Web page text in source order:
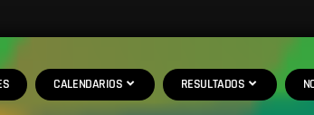
CALENDARIOS RESULTADOS